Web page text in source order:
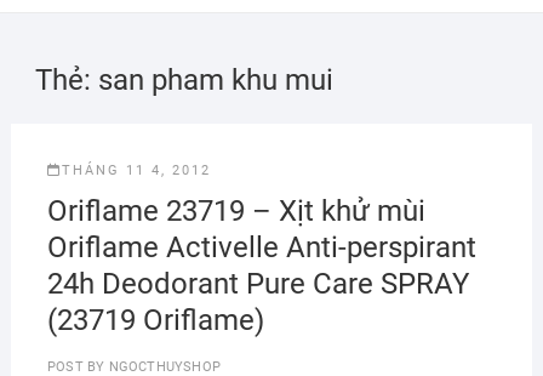
Thẻ: san pham khu mui
THÁNG 11 4, 2012
Oriflame 23719 – Xịt khử mùi
Oriflame Activelle Anti-perspirant
24h Deodorant Pure Care SPRAY
(23719 Oriflame)
POST BY NGOCTHUYSHOP